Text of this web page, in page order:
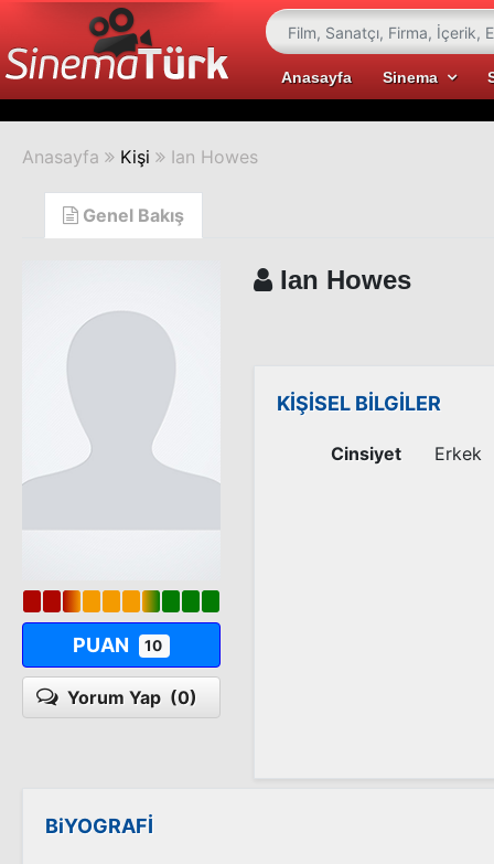
Anasayfa Sinema
Anasayfa Kişi Ian Howes
Genel Bakış
PUAN 10
Yorum Yap (0)
Ian Howes
KİŞİSEL BİLGİLER
Cinsiyet Erkek
BiYOGRAFİ